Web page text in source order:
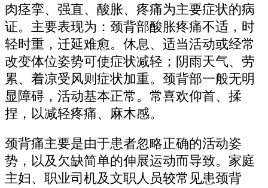
肉痉挛、强直、酸胀、疼痛为主要症状的病
证。主要表现为：颈背部酸胀疼痛不适，时
轻时重，迁延难愈。休息、适当活动或经常
改变体位姿势可使症状减轻；阴雨天气、劳
累、着凉受风则症状加重。颈背部一般无明
显障碍，活动基本正常。常喜欢仰首、揉
捏，以减轻疼痛、麻木感。
颈背痛主要是由于患者忽略正确的活动姿
势，以及欠缺简单的伸展运动而导致。家庭
主妇、职业司机及文职人员较常见患颈背